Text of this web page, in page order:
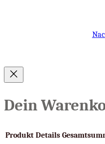
Dein
Produkt Details